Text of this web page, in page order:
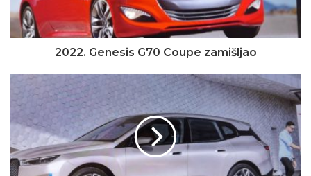
2022. Genesis G70 Coupe zamišljao